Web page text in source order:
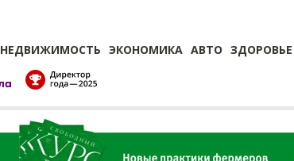
НЕДВИЖИМОСТЬ ЭКОНОМИКА АВТО ЗДОРОВЬЕ